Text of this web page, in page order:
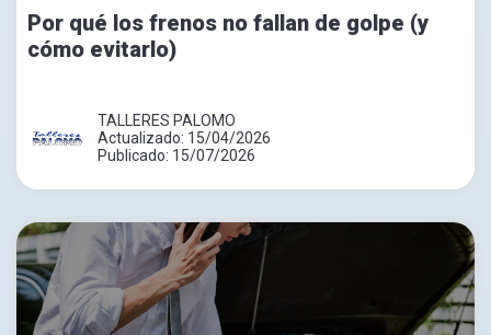
Por qué los frenos no fallan de golpe (y
cómo evitarlo)
TALLERES PALOMO
Actualizado: 15/04/2026
Publicado: 15/07/2026